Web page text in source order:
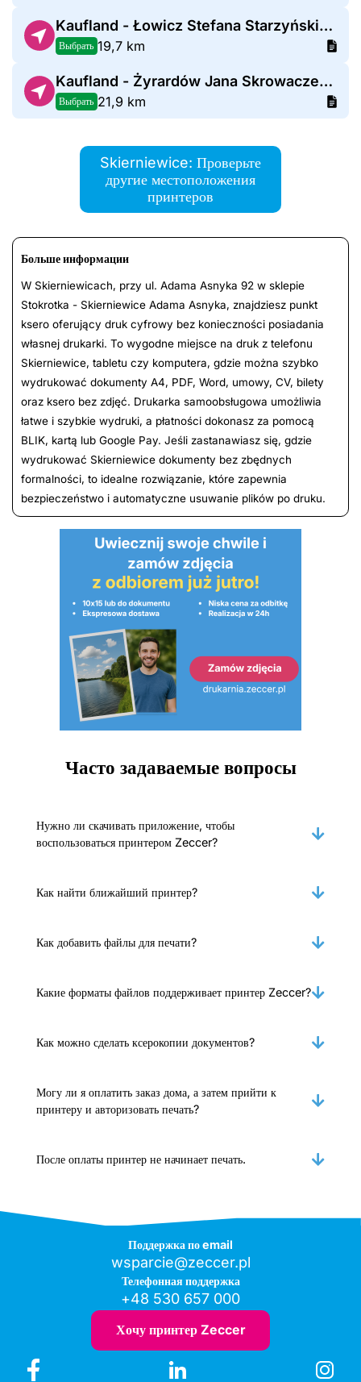
Kaufland - Łowicz Stefana Starzyńskiego
Выбрать 19,7 km
Kaufland - Żyrardów Jana Skrowaczewskiego
Выбрать 21,9 km
Skierniewice: Проверьте
другие местоположения
принтеров
Больше информации
W Skierniewicach, przy ul. Adama Asnyka 92 w sklepie
Stokrotka - Skierniewice Adama Asnyka, znajdziesz punkt
ksero oferujący druk cyfrowy bez konieczności posiadania
własnej drukarki. To wygodne miejsce na druk z telefonu
Skierniewice, tabletu czy komputera, gdzie można szybko
wydrukować dokumenty A4, PDF, Word, umowy, CV, bilety
oraz ksero bez zdjęć. Drukarka samoobsługowa umożliwia
łatwe i szybkie wydruki, a płatności dokonasz za pomocą
BLIK, kartą lub Google Pay. Jeśli zastanawiasz się, gdzie
wydrukować Skierniewice dokumenty bez zbędnych
formalności, to idealne rozwiązanie, które zapewnia
bezpieczeństwo i automatyczne usuwanie plików po druku.
Часто задаваемые вопросы
Нужно ли скачивать приложение, чтобы
воспользоваться принтером Zeccer?
Как найти ближайший принтер?
Как добавить файлы для печати?
Какие форматы файлов поддерживает принтер Zeccer?
Как можно сделать ксерокопии документов?
Могу ли я оплатить заказ дома, а затем прийти к
принтеру и авторизовать печать?
После оплаты принтер не начинает печать.
Поддержка по email
wsparcie@zeccer.pl
Телефонная поддержка
+48 530 657 000
Хочу принтер Zeccer